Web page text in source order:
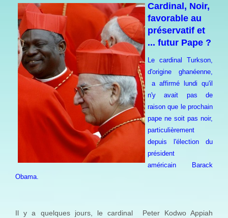
Cardinal, Noir,
favorable au
préservatif et
... futur Pape ?
Le cardinal Turkson,
d'origine ghanéenne,
a affirmé lundi qu'il
n'y avait pas de
raison que le prochain
pape ne soit pas noir,
particulièrement
depuis l'élection du
président
américain
Barack
Obama
Il y a quelques jours, le cardinal Peter Kodwo Appiah